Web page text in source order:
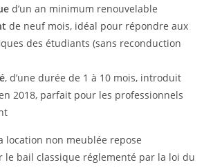
d’un an minimum renouvelable
de neuf mois, idéal pour répondre aux
des étudiants (sans reconduction
, d’une durée de 1 à 10 mois, introduit
2018, parfait pour les professionnels
location non meublée repose
le bail classique réglementé par la loi du